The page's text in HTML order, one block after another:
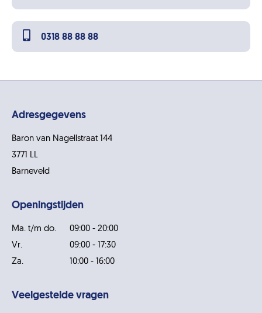
0318 88 88 88
Adresgegevens
Baron van Nagellstraat 144
3771 LL
Barneveld
Openingstijden
Ma. t/m do.
09:00 - 20:00
Vr.
09:00 - 17:30
Za.
10:00 - 16:00
Veelgestelde vragen